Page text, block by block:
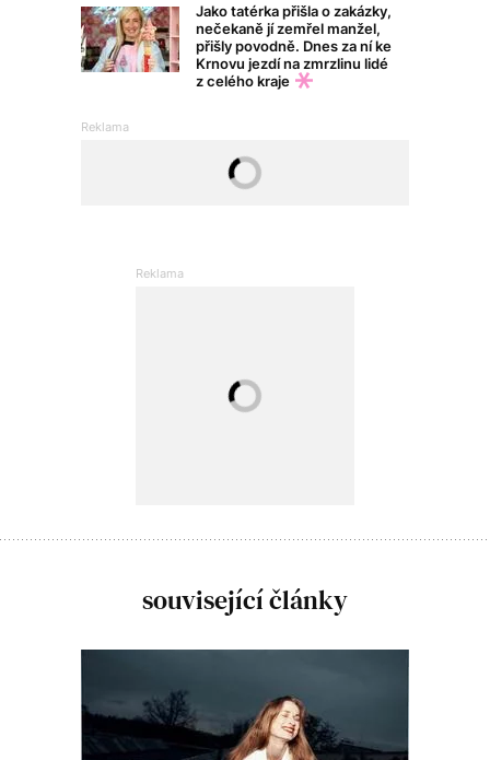
Jako tatérka přišla o zakázky,
nečekaně jí zemřel manžel,
přišly povodně. Dnes za ní ke
Krnovu jezdí na zmrzlinu lidé
z celého kraje
související články